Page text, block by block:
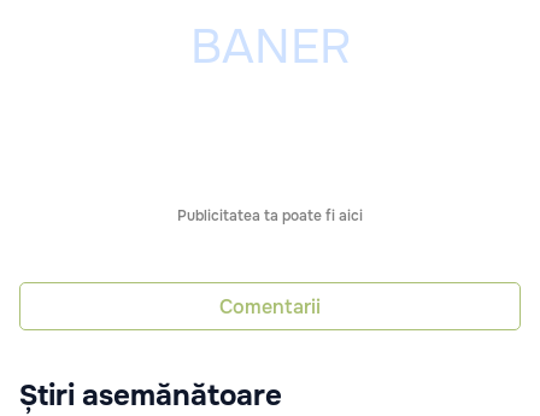
Publicitatea ta poate fi aici
Comentarii
Știri asemănătoare